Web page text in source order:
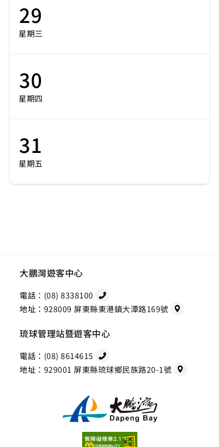
29
星期三
30
星期四
31
星期五
大鵬灣遊客中心
電話： (08) 8338100
地址： 928009 屏東縣東港鎮大潭路169號
琉球管理站暨遊客中心
電話： (08) 8614615
地址： 929001 屏東縣琉球鄉民族路20-1號